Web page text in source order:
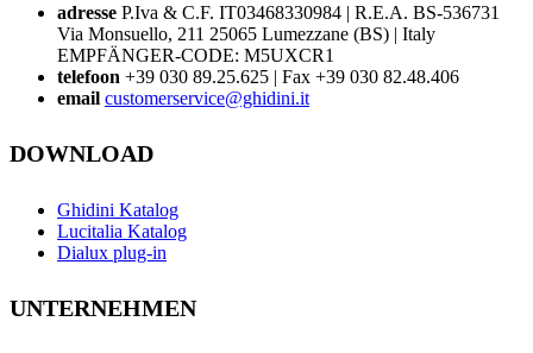
adresse P.Iva & C.F. IT03468330984 | R.E.A. BS-536731
Via Monsuello, 211 25065 Lumezzane (BS) | Italy
EMPFÄNGER-CODE: M5UXCR1
telefoon +39 030 89.25.625 | Fax +39 030 82.48.406
email customerservice@ghidini.it
DOWNLOAD
Ghidini Katalog
Lucitalia Katalog
Dialux plug-in
UNTERNEHMEN